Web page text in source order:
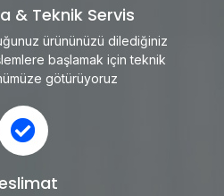
& Teknik Servis
ürününüzü dilediğiniz
başlamak için teknik
götürüyoruz